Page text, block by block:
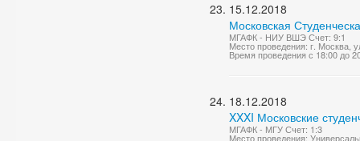
15.12.2018
Московская
МГАФК - НИУ ВШЭ Счет: 9:1
Место проведения: г.
Время проведения с 18:00 до
18.12.2018
XXXI Московские
МГАФК - МГУ Счет: 1:3
Место проведения: